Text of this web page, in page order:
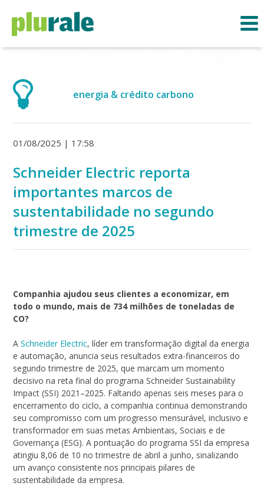
energia & crédito carbono
01/08/2025 | 17:58
Schneider Electric reporta
importantes marcos de
sustentabilidade no segundo
trimestre de 2025
Companhia ajudou seus clientes a economizar, em
todo o mundo, mais de 734 milhões de toneladas de
CO?
ASchneider Electric, líder em transformação digital da energia
e automação, anuncia seus resultados extra-financeiros do
segundo trimestre de 2025, que marcam um momento
decisivo na reta final do programa Schneider Sustainability
Impact (SSI) 2021–2025. Faltando apenas seis meses para o
encerramento do ciclo, a companhia continua demonstrando
seu compromisso com um progresso mensurável, inclusivo e
transformador em suas metas Ambientais, Sociais e de
Governança (ESG). A pontuação do programa SSI da empresa
atingiu 8,06 de 10 no trimestre de abril a junho, sinalizando
um avanço consistente nos principais pilares de
sustentabilidade da empresa.